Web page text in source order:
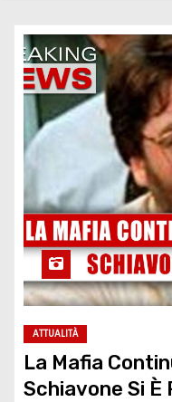
ATTUALITÀ
La Mafia
Schiavone Si È